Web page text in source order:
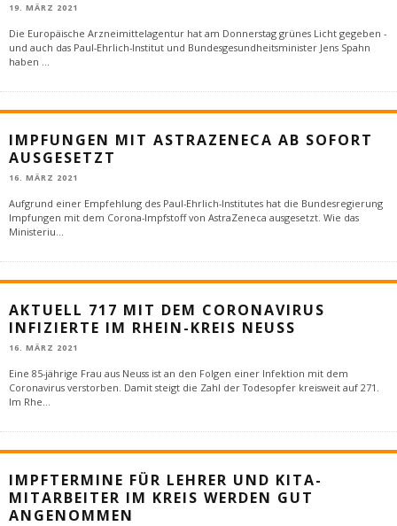
19. MÄRZ 2021
Die Europäische Arzneimittelagentur hat am Donnerstag grünes Licht gegeben -
und auch das Paul-Ehrlich-Institut und Bundesgesundheitsminister Jens Spahn
haben
IMPFUNGEN MIT ASTRAZENECA AB SOFORT
AUSGESETZT
16. MÄRZ 2021
Aufgrund einer Empfehlung des Paul-Ehrlich-Institutes hat die Bundesregierung
Impfungen mit dem Corona-Impfstoff von AstraZeneca ausgesetzt. Wie das
Ministeriu
AKTUELL 717 MIT DEM CORONAVIRUS
INFIZIERTE IM RHEIN-KREIS NEUSS
16. MÄRZ 2021
Eine 85-jährige Frau aus Neuss ist an den Folgen einer Infektion mit dem
Coronavirus verstorben. Damit steigt die Zahl der Todesopfer kreisweit auf 271.
Im Rhe
IMPFTERMINE FÜR LEHRER UND KITA-
MITARBEITER IM KREIS WERDEN GUT
ANGENOMMEN